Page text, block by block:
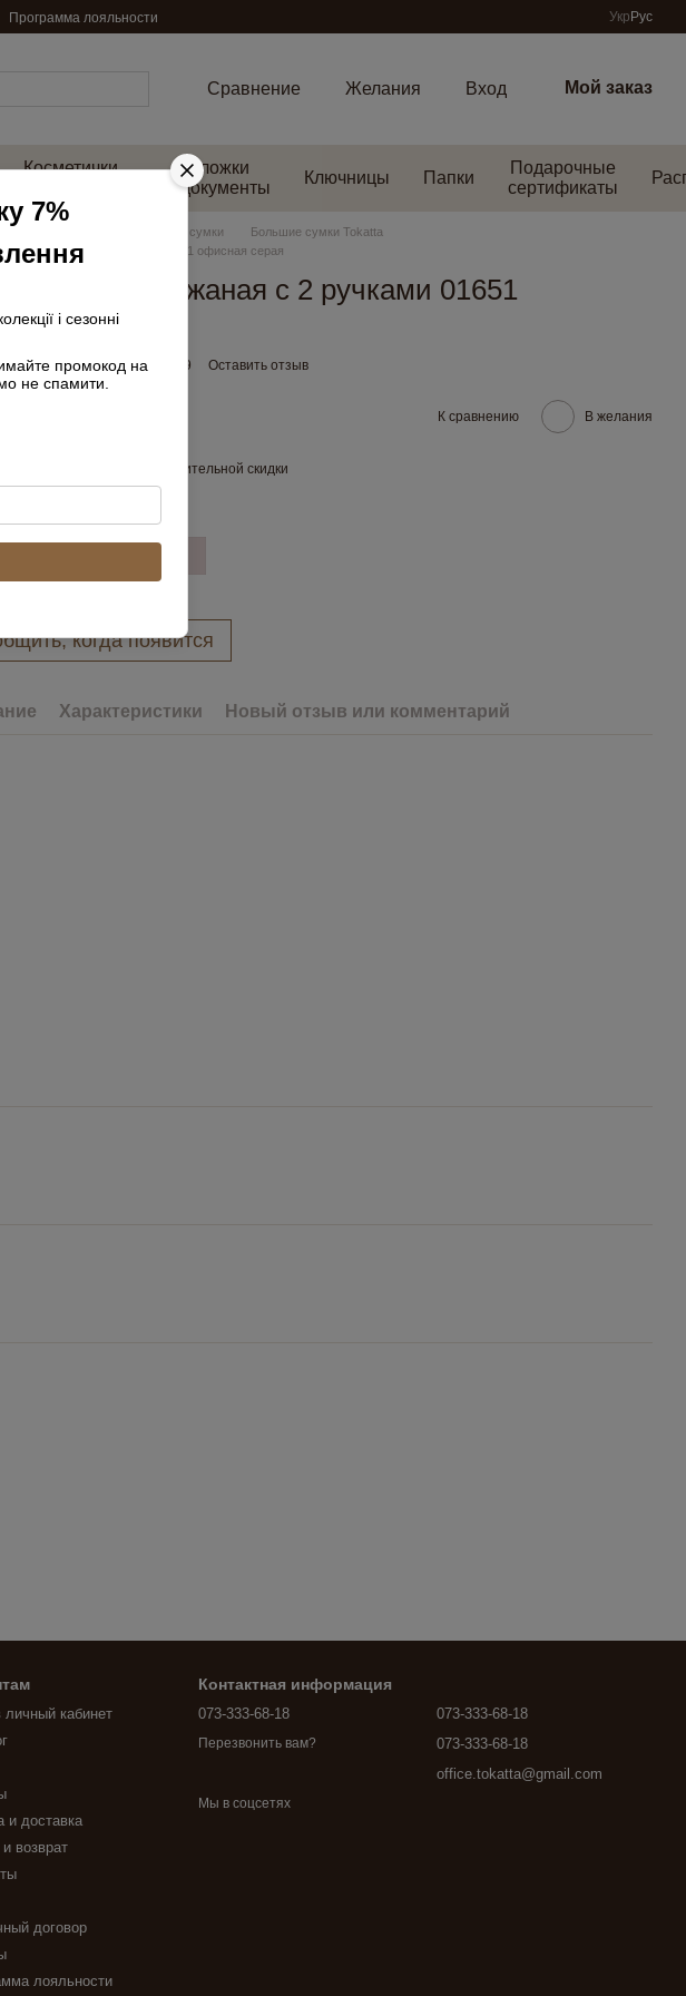
7%
і сезонні
промокод на
не спамити.
Программа лояльности Укр Рус
Сравнение Желания Вход Мой заказ
Косметички
Обложки
на документы
Ключницы Папки
Подарочные
сертификаты
Большие сумки
Большие сумки Tokatta
кожаная с 2 ручками 01651 офисная серая
женская кожаная с 2 ручками 01651
серая
Артикул: 2115353259 Оставить отзыв
К сравнению В желания
для отображения накопительной скидки
когда появится
Характеристики Новый отзыв или комментарий
личный кабинет
и доставка
возврат
договор
лояльности
Контактная информация
073-333-68-18
Перезвонить вам?
073-333-68-18
073-333-68-18
office.tokatta@gmail.com
Мы в соцсетях